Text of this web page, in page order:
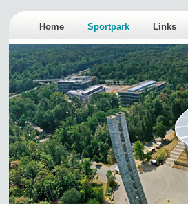
Home Sportpark Links